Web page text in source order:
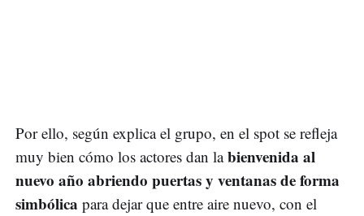
Por ello, según explica el grupo, en el spot se refleja
muy bien cómo los actores dan labienvenida al
nuevo año abriendo puertas y ventanas de forma
simbólica para dejar que entre aire nuevo, con el